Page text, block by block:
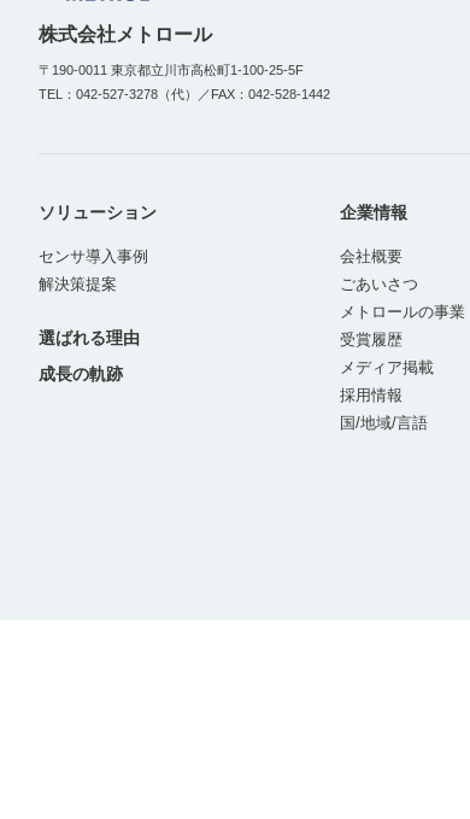
株式会社メトロール
〒190-0011 東京都立川市高松町1-100-25-5F
TEL：042-527-3278（代）／FAX：042-528-1442
ソリューション
センサ導入事例
解決策提案
選ばれる理由
成長の軌跡
企業情報
会社概要
ごあいさつ
メトロールの事業
受賞履歴
メディア掲載
採用情報
国/地域/言語